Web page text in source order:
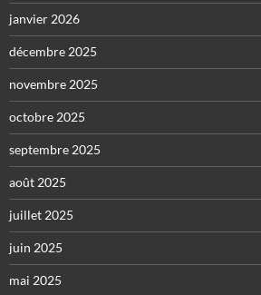
janvier 2026
décembre 2025
novembre 2025
octobre 2025
septembre 2025
août 2025
juillet 2025
juin 2025
mai 2025